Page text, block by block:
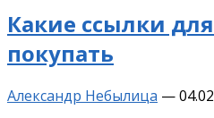
Какие ссылки
покупать
Александр Небылица —